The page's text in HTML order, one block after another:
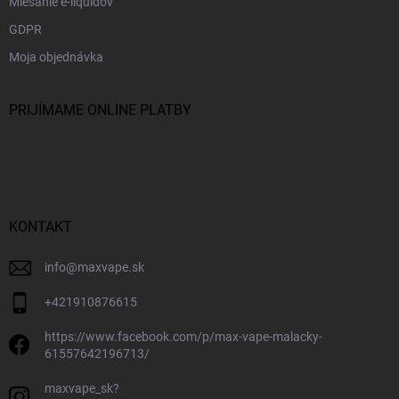
GDPR
Moja objednávka
PRIJÍMAME ONLINE PLATBY
KONTAKT
info@maxvape.sk
+421910876615
https://www.facebook.com/p/max-vape-malacky-
61557642196713/
maxvape_sk?